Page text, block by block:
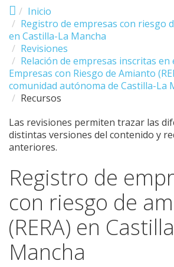
Inicio
Registro de empresas con riesgo
en Castilla-La Mancha
Revisiones
Relación de empresas inscritas en
Empresas con Riesgo de Amianto
comunidad autónoma de Castilla-La
Recursos
Las revisiones permiten trazar las
distintas versiones del contenido y
anteriores.
Registro de
con riesgo de
(RERA) en
Mancha